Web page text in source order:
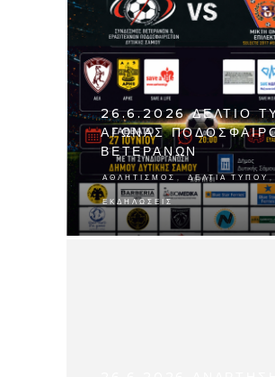
26.6.2026 ΔΕΛΤΙΟ
ΑΓΩΝΑΣ
ΒΕΤΕΡΑΝΩΝ
ΑΘΛΗΤΙΣΜΌΣ , ΔΕΛΤΊΑ ΤΎΠΟΥ,
ΕΚΔΗΛΏΣΕΙΣ